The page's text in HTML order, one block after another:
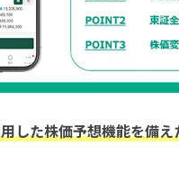
した株価予想機能を備